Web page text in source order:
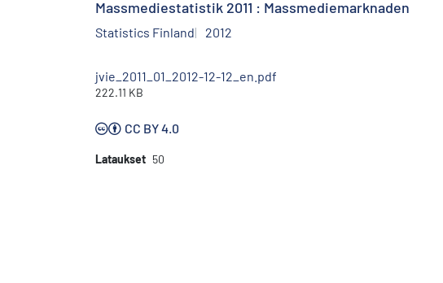
Massmediestatistik 2011 : Massmediemarknaden
Statistics Finland 2012
jvie_2011_01_2012-12-12_en.pdf
222.11 KB
CC BY 4.0
Lataukset 50